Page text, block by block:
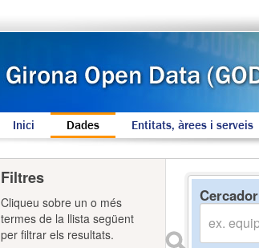
Inici Dades Entitats, àrees i serveis
Cercador
Filtres
Cliqueu sobre un o més
termes de la llista següent
per filtrar els resultats.